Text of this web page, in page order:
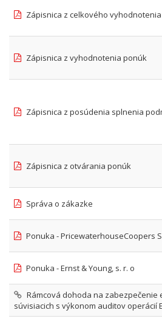
Zápisnica z celkového
Zápisnica z vyhodnotenia ponúk
Zápisnica z posúdenia splnenia
Zápisnica z otvárania ponúk
Správa o zákazke
Ponuka - PricewaterhouseCoopers
Ponuka - Ernst & Young, s. r. o
Rámcová dohoda na
súvisiacich s výkonom auditov operácií